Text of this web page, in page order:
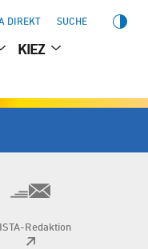
DIREKT SUCHE
KIEZ
Redaktion